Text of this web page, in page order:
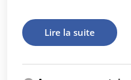
Lire la suite